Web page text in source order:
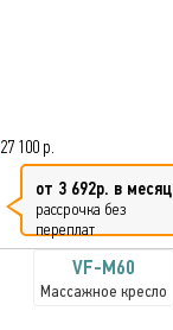
27 100 р.
от 3 692р. в месяц
рассрочка без
переплат
VF-M60
Массажное кресло